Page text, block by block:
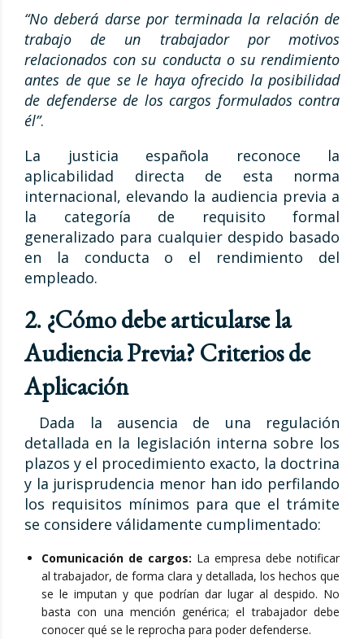
“No deberá darse por terminada la relación de
trabajo de un trabajador por motivos
relacionados con su conducta o su rendimiento
antes de que se le haya ofrecido la posibilidad
de defenderse de los cargos formulados contra
él”.
La justicia española reconoce la
aplicabilidad directa de esta norma
internacional, elevando la audiencia previa a
la categoría de requisito formal
generalizado para cualquier despido basado
en la conducta o el rendimiento del
empleado.
2. ¿Cómo debe articularse la
Audiencia Previa? Criterios de
Aplicación
Dada la ausencia de una regulación
detallada en la legislación interna sobre los
plazos y el procedimiento exacto, la doctrina
y la jurisprudencia menor han ido perfilando
los requisitos mínimos para que el trámite
se considere válidamente cumplimentado:
Comunicación de cargos: La empresa debe notificar
al trabajador, de forma clara y detallada, los hechos que
se le imputan y que podrían dar lugar al despido. No
basta con una mención genérica; el trabajador debe
conocer qué se le reprocha para poder defenderse.